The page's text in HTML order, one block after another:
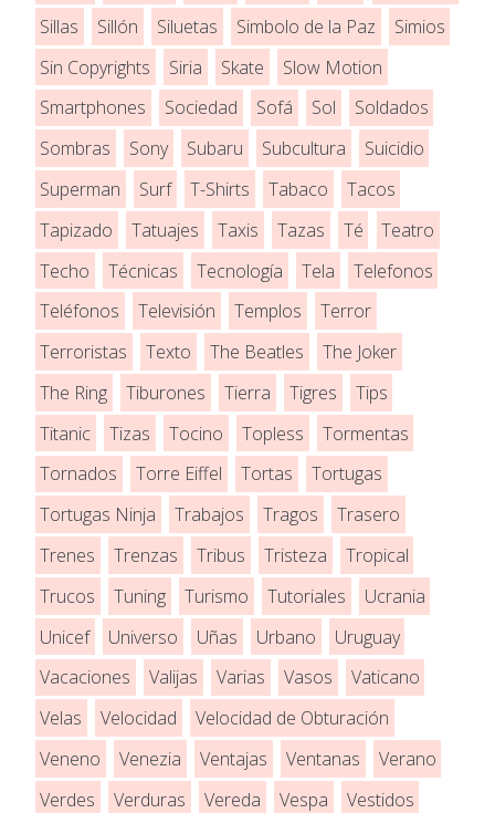
Sillas
Sillón Siluetas Simbolo de la Paz
Simios
Sin Copyrights
Siria Skate
Slow Motion
Smartphones
Sociedad Sofá Sol
Soldados
Sombras
Sony Subaru Subcultura
Suicidio
Superman
Surf T-Shirts Tabaco
Tacos
Tapizado
Tatuajes Taxis Tazas Té
Teatro
Techo
Técnicas Tecnología Tela
Telefonos
Teléfonos
Televisión Templos
Terror
Terroristas
Texto The Beatles
The Joker
The Ring
Tiburones Tierra Tigres
Tips
Titanic
Tizas Tocino Topless
Tormentas
Tornados
Torre Eiffel Tortas
Tortugas
Tortugas Ninja
Trabajos Tragos
Trasero
Trenes
Trenzas Tribus Tristeza
Tropical
Trucos
Tuning Turismo Tutoriales
Ucrania
Unicef
Universo Uñas Urbano
Uruguay
Vacaciones
Valijas Varias Vasos
Vaticano
Velas
Velocidad
Velocidad de Obturación
Veneno
Venezia Ventajas Ventanas
Verano
Verdes
Verduras Vereda Vespa
Vestidos